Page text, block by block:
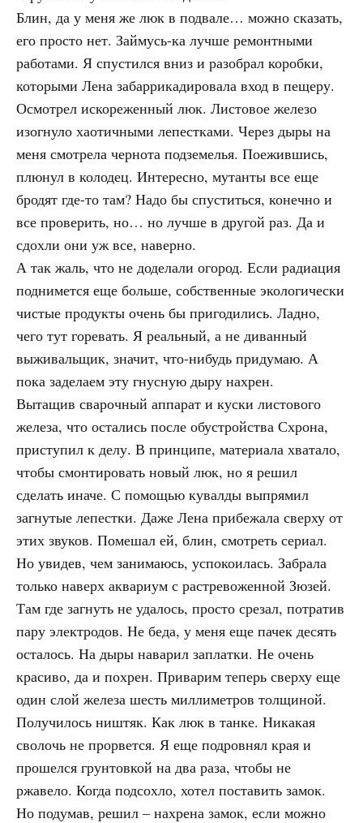
Блин, да у меня же люк в подвале… можно сказать,
его просто нет. Займусь-ка лучше ремонтными
работами. Я спустился вниз и разобрал коробки,
которыми Лена забаррикадировала вход в пещеру.
Осмотрел искореженный люк. Листовое железо
изогнуло хаотичными лепестками. Через дыры на
меня смотрела чернота подземелья. Поежившись,
плюнул в колодец. Интересно, мутанты все еще
бродят где-то там? Надо бы спуститься, конечно и
все проверить, но… но лучше в другой раз. Да и
сдохли они уж все, наверно.
А так жаль, что не доделали огород. Если радиация
поднимется еще больше, собственные экологически
чистые продукты очень бы пригодились. Ладно,
чего тут горевать. Я реальный, а не диванный
выживальщик, значит, что-нибудь придумаю. А
пока заделаем эту гнусную дыру нахрен.
Вытащив сварочный аппарат и куски листового
железа, что остались после обустройства Схрона,
приступил к делу. В принципе, материала хватало,
чтобы смонтировать новый люк, но я решил
сделать иначе. С помощью кувалды выпрямил
загнутые лепестки. Даже Лена прибежала сверху от
этих звуков. Помешал ей, блин, смотреть сериал.
Но увидев, чем занимаюсь, успокоилась. Забрала
только наверх аквариум с растревоженной Зюзей.
Там где загнуть не удалось, просто срезал, потратив
пару электродов. Не беда, у меня еще пачек десять
осталось. На дыры наварил заплатки. Не очень
красиво, да и похрен. Приварим теперь сверху еще
один слой железа шесть миллиметров толщиной.
Получилось ништяк. Как люк в танке. Никакая
сволочь не прорвется. Я еще подровнял края и
прошелся грунтовкой на два раза, чтобы не
ржавело. Когда подсохло, хотел поставить замок.
Но подумав, решил – нахрена замок, если можно